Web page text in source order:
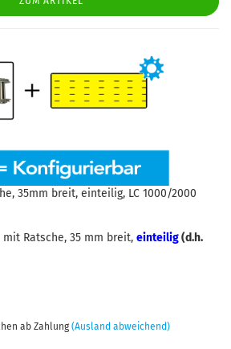
35mm breit, einteilig, LC 1000/2000
Ratsche, 35 mm breit, einteilig(d.h.
ab Zahlung (Ausland abweichend)